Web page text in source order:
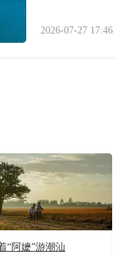
2026-07-27 17:46
“阿嬷”游潮汕